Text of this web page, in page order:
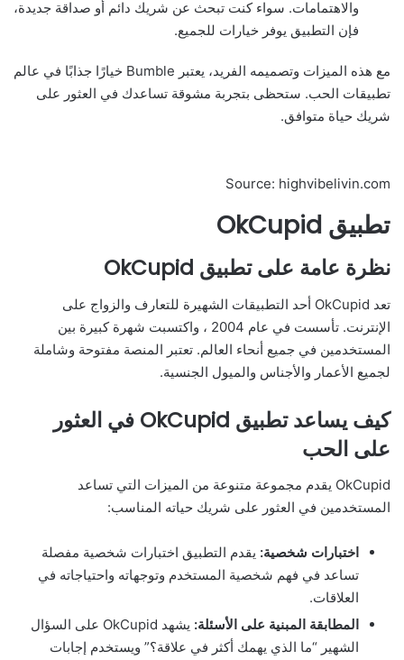
والاهتمامات. سواء كنت تبحث عن شريك دائم أو صداقة جديدة،
فإن التطبيق يوفر خيارات للجميع.
مع هذه الميزات وتصميمه الفريد، يعتبر Bumble خيارًا جذابًا في عالم
تطبيقات الحب. ستحظى بتجربة مشوقة تساعدك في العثور على
شريك حياة متوافق.
Source: highvibelivin.com
تطبيق OkCupid
نظرة عامة على تطبيق OkCupid
تعد OkCupid أحد التطبيقات الشهيرة للتعارف والزواج على
الإنترنت. تأسست في عام 2004 ، واكتسبت شهرة كبيرة بين
المستخدمين في جميع أنحاء العالم. تعتبر المنصة مفتوحة وشاملة
لجميع الأعمار والأجناس والميول الجنسية.
كيف يساعد تطبيق OkCupid في العثور
على الحب
OkCupid يقدم مجموعة متنوعة من الميزات التي تساعد
المستخدمين في العثور على شريك حياته المناسب:
اختبارات شخصية: يقدم التطبيق اختبارات شخصية مفصلة
تساعد في فهم شخصية المستخدم وتوجهاته واحتياجاته في
العلاقات.
المطابقة المبنية على الأسئلة:
يشهد OkCupid على السؤال
الشهير “ما الذي يهمك أكثر في علاقة؟” ويستخدم إجابات